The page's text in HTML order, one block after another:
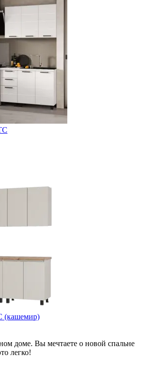
(кашемир)
доме. Вы мечтаете о новой спальне
легко!